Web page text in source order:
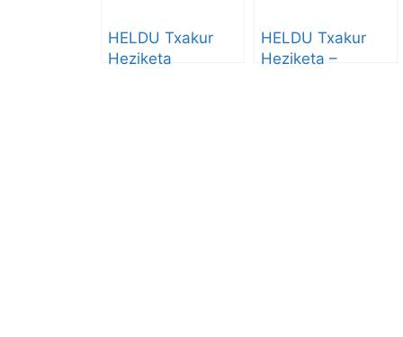
HELDU Txakur
Heziketa
HELDU Txakur
Heziketa –